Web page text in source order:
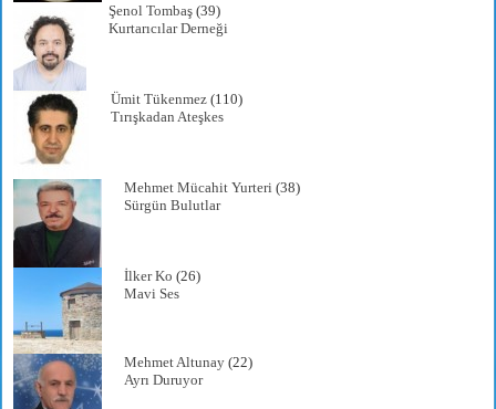
Şenol Tombaş (39)
Kurtarıcılar Derneği
Ümit Tükenmez (110)
Tırışkadan Ateşkes
Mehmet Mücahit Yurteri (38)
Sürgün Bulutlar
İlker Ko (26)
Mavi Ses
Mehmet Altunay (22)
Ayrı Duruyor